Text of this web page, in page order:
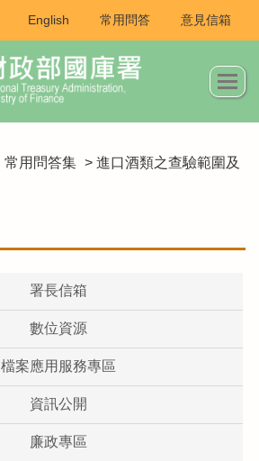
English 常用問答 意見信箱
常用問答集 > 進口酒類之查驗範圍及
署長信箱
數位資源
檔案應用服務專區
資訊公開
廉政專區